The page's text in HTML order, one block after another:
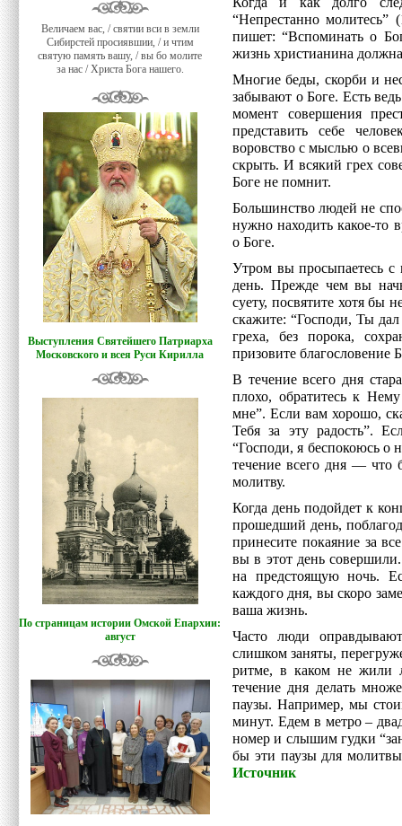
Величаем вас, / святии вси в земли
Сибирстей просиявшии, / и чтим
святую память вашу, / вы бо молите
за нас / Христа Бога нашего.
Выступления Святейшего Патриарха
Московского и всея Руси Кирилла
По страницам истории Омской Епархии:
август
“Непрестанно молитесь”
пишет: “Вспоминать о
жизнь христианина
Многие беды, скорби и
забывают о Боге. Есть
момент совершения
представить себе
воровство с мыслью о
скрыть. И всякий грех
Боге не помнит.
Большинство людей не
нужно находить какое-то
о Боге.
Утром вы просыпаетесь с
день. Прежде чем вы
суету, посвятите хотя бы
скажите: “Господи, Ты
греха, без порока,
призовите
В течение всего дня
плохо, обратитесь к
мне”. Если вам хорошо,
Тебя за эту радость”.
“Господи, я беспокоюсь о
течение всего дня — что
молитву.
Когда день подойдет к
прошедший день,
принесите покаяние за
вы в этот день
на предстоящую ночь.
каждого дня, вы скоро
ваша жизнь.
Часто люди
слишком заняты,
ритме, в каком не жили
течение дня делать
паузы. Например, мы
минут. Едем в метро –
номер и слышим гудки
бы эти паузы для
Источник